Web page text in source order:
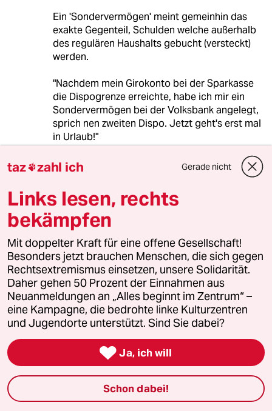
Ein 'Sondervermögen' meint gemeinhin das
exakte Gegenteil, Schulden welche außerhalb
des regulären Haushalts gebucht (versteckt)
werden.
"Nachdem mein Girokonto bei der Sparkasse
die Dispogrenze erreichte, habe ich mir ein
Sondervermögen bei der Volksbank angelegt,
sprich nen zweiten Dispo. Jetzt geht's erst mal
in Urlaub!"
Bundeshaushalt umfasst circa 460 Mrd. Euro.,
300 Mrd. (können auch 200, vielleicht auch 400
sein, denn der Weg ist das Ziel und wer will
schon korinthenkacken) verteilt auf 5 Jahre,
entspricht also einer verdeckten
Haushaltserhöhung um 13% pro Haushaltsjahr
(auf ein Jahr gerechnet wären es 65%).
Dies zugunsten von Investitionen, die sich
entweder a) ansonsten nicht rechnen würden
un nur "dank" der Förderung realisiert werden,
oder b) unnötig sind, weil nicht a), aber
Mitnahmeeffekt.
LS Lars Sommer
taz zahl ich Gerade nicht
Links lesen, rechts
bekämpfen
Mit doppelter Kraft für eine offene Gesellschaft!
Besonders jetzt brauchen Menschen, die sich gegen
Rechtsextremismus einsetzen, unsere Solidarität.
Daher gehen 50 Prozent der Einnahmen aus
Neuanmeldungen an „Alles beginnt im Zentrum“ –
eine Kampagne, die bedrohte linke Kulturzentren
und Jugendorte unterstützt. Sind Sie dabei?
 Ja, ich will
Schon dabei!